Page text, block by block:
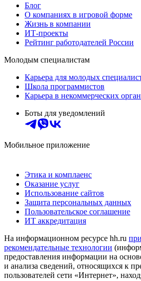
Блог
О компаниях в игровой форме
Жизнь в компании
ИТ-проекты
Рейтинг работодателей России
Молодым специалистам
Карьера для молодых
Школа программистов
Карьера в некоммерческих
Боты для уведомлений
Мобильное приложение
Этика и комплаенс
Оказание услуг
Использование сайтов
Защита персональных данных
Пользовательское соглашение
ИТ аккредитация
На информационном ресурсе hh.ru
рекомендательные технологии
предоставления информации на
и анализа сведений, относящихся к
пользователей сети «Интернет»,